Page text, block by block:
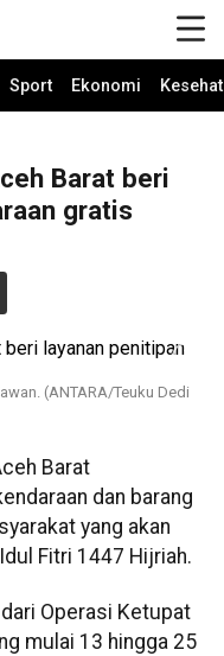
Sport Ekonomi
Barat beri
gratis
(ANTARA/Teuku Dedi
Barat
dan barang
yang akan
Fitri 1447 Hijriah.
Operasi Ketupat
mulai 13 hingga 25